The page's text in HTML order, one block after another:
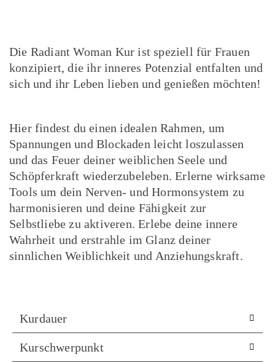
Die Radiant Woman Kur ist speziell für Frauen
konzipiert, die ihr inneres Potenzial entfalten und
sich und ihr Leben lieben und genießen möchten!
Hier findest du einen idealen Rahmen, um
Spannungen und Blockaden leicht loszulassen
und das Feuer deiner weiblichen Seele und
Schöpferkraft wiederzubeleben. Erlerne wirksame
Tools um dein Nerven- und Hormonsystem zu
harmonisieren und deine Fähigkeit zur
Selbstliebe zu aktiveren. Erlebe deine innere
Wahrheit und erstrahle im Glanz deiner
sinnlichen Weiblichkeit und Anziehungskraft.
Kurdauer
Kurschwerpunkt